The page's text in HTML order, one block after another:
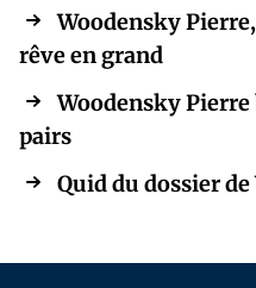
Woodensky
rêve en grand
Woodensky
pairs
Quid du dossier